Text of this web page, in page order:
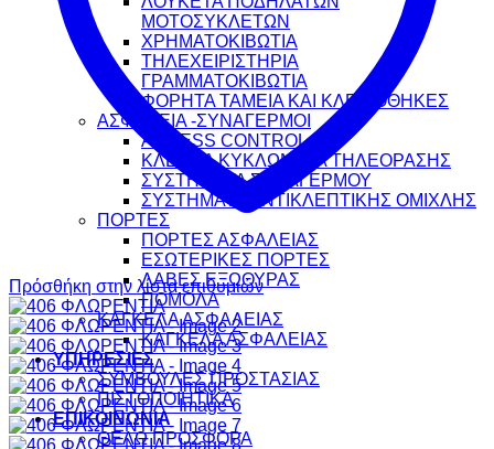
ΜΟΤΟΣΥΚΛΕΤΩΝ
ΧΡΗΜΑΤΟΚΙΒΩΤΙΑ
ΤΗΛΕΧΕΙΡΙΣΤΗΡΙΑ
ΓΡΑΜΜΑΤΟΚΙΒΩΤΙΑ
ΦΟΡΗΤΑ ΤΑΜΕΙΑ ΚΑΙ ΚΛΕΙΔΟΘΗΚΕΣ
ΑΣΦΑΛΕΙΑ -ΣΥΝΑΓΕΡΜΟΙ
ACCESS CONTROL
ΚΛΕΙΣΤΑ ΚΥΚΛΩΜΑΤΑ ΤΗΛΕΟΡΑΣΗΣ
ΣΥΣΤΗΜΑΤΑ ΣΥΝΑΓΕΡΜΟΥ
ΣΥΣΤΗΜΑΤΑ ΑΝΤΙΚΛΕΠΤΙΚΗΣ ΟΜΙΧΛΗΣ
ΠΟΡΤΕΣ
ΠΟΡΤΕΣ ΑΣΦΑΛΕΙΑΣ
ΕΣΩΤΕΡΙΚΕΣ ΠΟΡΤΕΣ
ΛΑΒΕΣ ΕΞΩΘΥΡΑΣ
ΠΟΜΟΛΑ
ΚΑΓΚΕΛΑ ΑΣΦΑΛΕΙΑΣ
ΚΑΓΚΕΛΑ ΑΣΦΑΛΕΙΑΣ
ΥΠΗΡΕΣΙΕΣ
ΣΥΜΒΟΥΛΕΣ ΠΡΟΣΤΑΣΙΑΣ
ΠΙΣΤΟΠΟΙΗΤΙΚΑ
ΕΠΙΚΟΙΝΩΝΙΑ
ΘΕΛΩ ΠΡΟΣΦΟΡΑ
Πρόσθήκη στην λίστα επιθυμιών